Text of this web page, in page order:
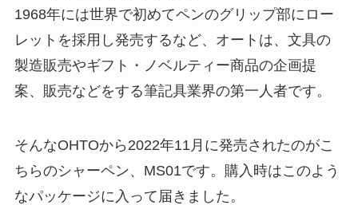
1968年には世界で初めてペンのグリップ部にロー
レットを採用し発売するなど、オートは、文具の
製造販売やギフト・ノベルティー商品の企画提
案、販売などをする筆記具業界の第一人者です。
そんなOHTOから2022年11月に発売されたのがこ
ちらのシャーペン、MS01です。購入時はこのよう
なパッケージに入って届きました。